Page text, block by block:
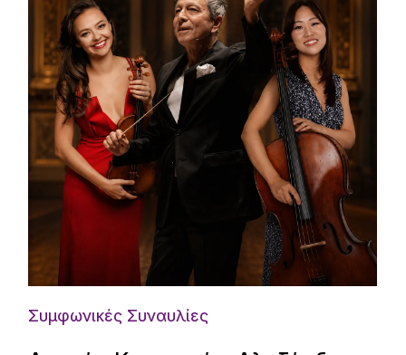
Συμφωνικές Συναυλίες